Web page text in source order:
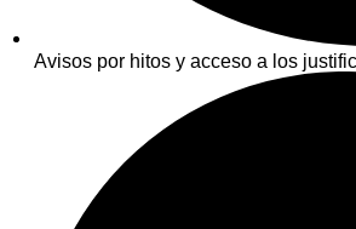
Avisos por hitos y acceso a los